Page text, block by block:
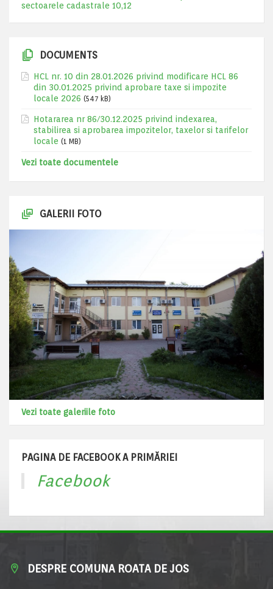
sectoarele cadastrale 10,12
DOCUMENTS
HCL nr. 10 din 28.01.2026 privind modificare HCL 86
din 30.01.2025 privind aprobare taxe si impozite
locale 2026 (547 kB)
Hotararea nr 86/30.12.2025 privind indexarea,
stabilirea si aprobarea impozitelor, taxelor si tarifelor
locale (1 MB)
Vezi toate documentele
GALERII FOTO
Vezi toate galeriile foto
PAGINA DE FACEBOOK A PRIMĂRIEI
Facebook
DESPRE COMUNA ROATA DE JOS